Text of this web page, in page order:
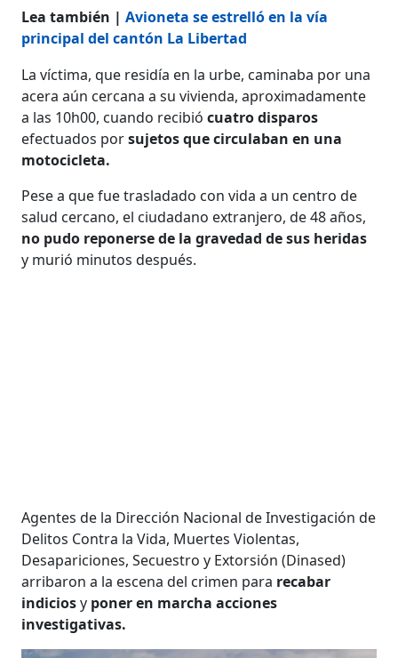
Lea también |Avioneta se estrelló en la vía
principal del cantón La Libertad
La víctima, que residía en la urbe, caminaba por una
acera aún cercana a su vivienda, aproximadamente
a las 10h00, cuando recibiócuatro disparos
efectuados porsujetos que circulaban en una
motocicleta.
Pese a que fue trasladado con vida a un centro de
salud cercano, el ciudadano extranjero, de 48 años,
no pudo reponerse de la gravedad de sus heridas
y murió minutos después.
Agentes de la Dirección Nacional de Investigación de
Delitos Contra la Vida, Muertes Violentas,
Desapariciones, Secuestro y Extorsión (Dinased)
arribaron a la escena del crimen para recabar
indiciosy poner en marcha acciones
investigativas.